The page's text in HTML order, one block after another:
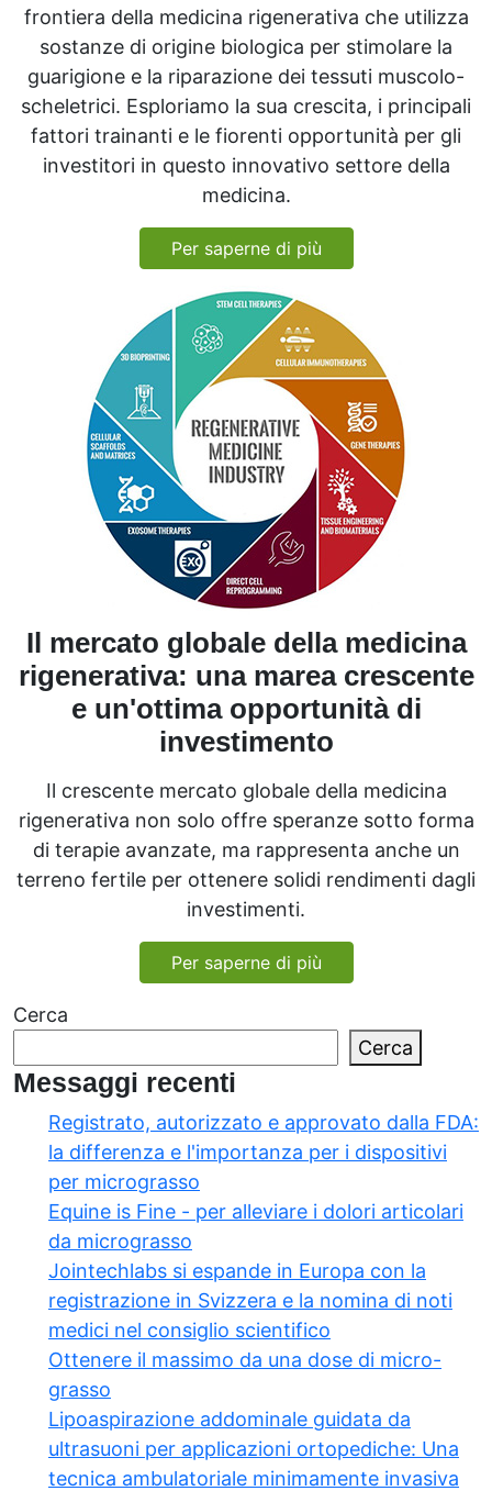
frontiera della medicina rigenerativa che utilizza
sostanze di origine biologica per stimolare la
guarigione e la riparazione dei tessuti muscolo-
scheletrici. Esploriamo la sua crescita, i principali
fattori trainanti e le fiorenti opportunità per gli
investitori in questo innovativo settore della
medicina.
Per saperne di più
Il mercato globale della medicina
rigenerativa: una marea crescente
e un'ottima opportunità di
investimento
Il crescente mercato globale della medicina
rigenerativa non solo offre speranze sotto forma
di terapie avanzate, ma rappresenta anche un
terreno fertile per ottenere solidi rendimenti dagli
investimenti.
Per saperne di più
Cerca
Cerca
Messaggi recenti
Registrato, autorizzato e approvato dalla FDA:
la differenza e l'importanza per i dispositivi
per micrograsso
Equine is Fine - per alleviare i dolori articolari
da micrograsso
Jointechlabs si espande in Europa con la
registrazione in Svizzera e la nomina di noti
medici nel consiglio scientifico
Ottenere il massimo da una dose di micro-
grasso
Lipoaspirazione addominale guidata da
ultrasuoni per applicazioni ortopediche: Una
tecnica ambulatoriale minimamente invasiva